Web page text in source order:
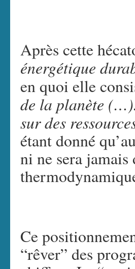
Après cette
énergétique
en quoi elle
de la planète
sur des
étant donné
ni ne sera
Ce
“rêver” des